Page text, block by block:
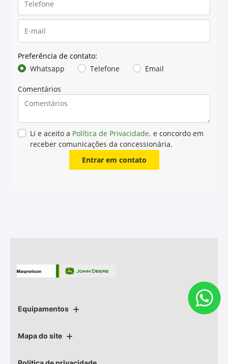
Hydrau-Gard 68
Óleo para Sistemas
Hidráulicos
(ISO 68) especialmente desenvolvido para aplicações
em sistemas hidráulicos de tratores, máquinas e
resistência à corrosão e à oxidação, bem como alta
propriedade antiespumante e boa estabilidade térmica.
Aplicações
Especificações, Aprovações e
Recomendações